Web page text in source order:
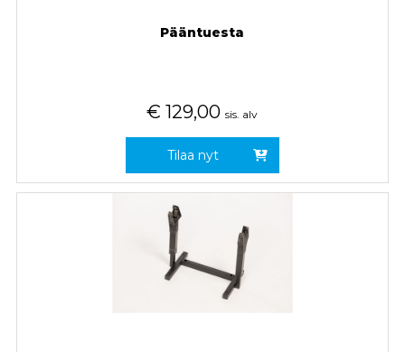
Pääntuesta
€ 129,00 sis. alv
Tilaa nyt